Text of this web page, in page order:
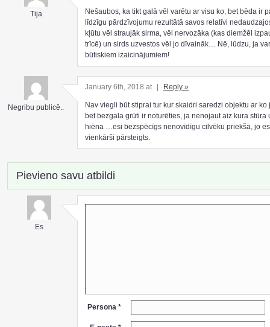
Tija
Nešaubos, ka tikt galā vēl varētu ar visu ko, bet bēda ir
līdzīgu pārdzīvojumu rezultātā savos relatīvi
kļūtu vēl straujāk sirma, vēl nervozāka (kas diemžēl
trīcē) un sirds uzvestos vēl jo dīvaināk… Nē, lūdzu, ja
būtiskiem izaicinājumiem!
Negribu publicē..
January 6th, 2018 at | Reply »
Nav viegli būt stiprai tur kur skaidri saredzi objektu ar ko
bet bezgala grūti ir noturēties, ja nenojaut aiz kura stūra
hiēna …esi bezspēcīgs nenovīdīgu cilvēku priekšā, jo
vienkārši pārsteigts.
Pievieno savu atbildi
Es
Persona *